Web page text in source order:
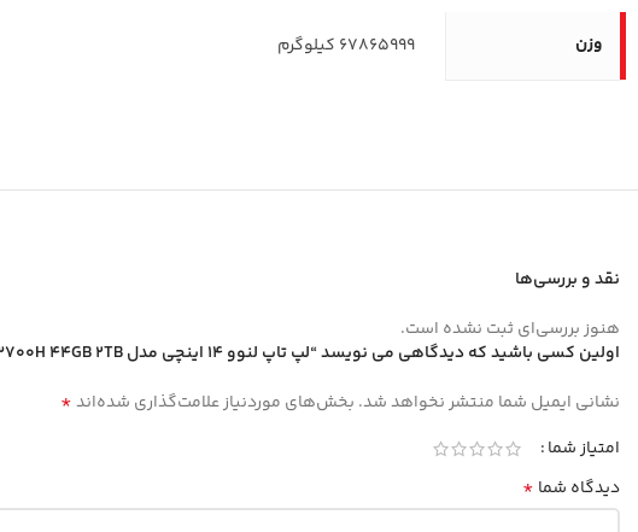
وزن 67865999 کیلوگرم
نقد و بررسی‌ها
هنوز بررسی‌ای ثبت نشده است.
اولین کسی باشید که دیدگاهی می نویسد “لپ تاپ لنوو 14 اینچی مدل ThinkBook 14 G6 IRL i7 13700H 44GB 2TB”
نشانی ایمیل شما منتشر نخواهد شد. بخش‌های موردنیاز علامت‌گذاری شده‌اند*
امتیاز شما
دیدگاه شما *